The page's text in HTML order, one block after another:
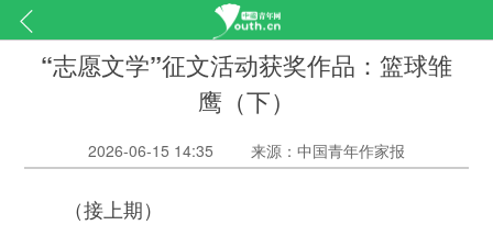
“志愿文学”征文活动获奖作品：篮球雏
鹰（下）
2026-06-15 14:35 来源：中国青年作家报
（接上期）